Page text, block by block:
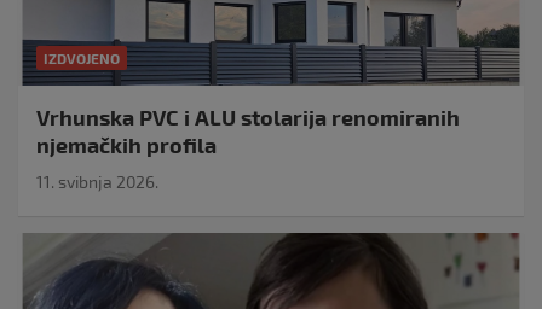
IZDVOJENO
Vrhunska PVC i ALU stolarija renomiranih
njemačkih profila
11. svibnja 2026.